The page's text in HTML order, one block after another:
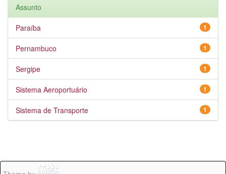
Assunto
1
Paraíba
1
Pernambuco
1
Sergipe
1
Sistema Aeroportuário
1
Sistema de Transporte